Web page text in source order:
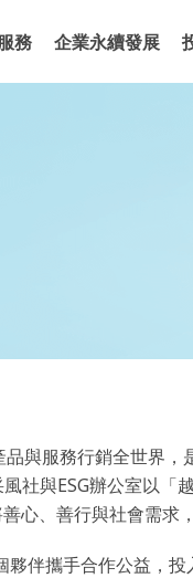
務 企業永續發展
與服務行銷全世界，
社與ESG辦公室以「
心、善行與社會需求
夥伴攜手合作公益，